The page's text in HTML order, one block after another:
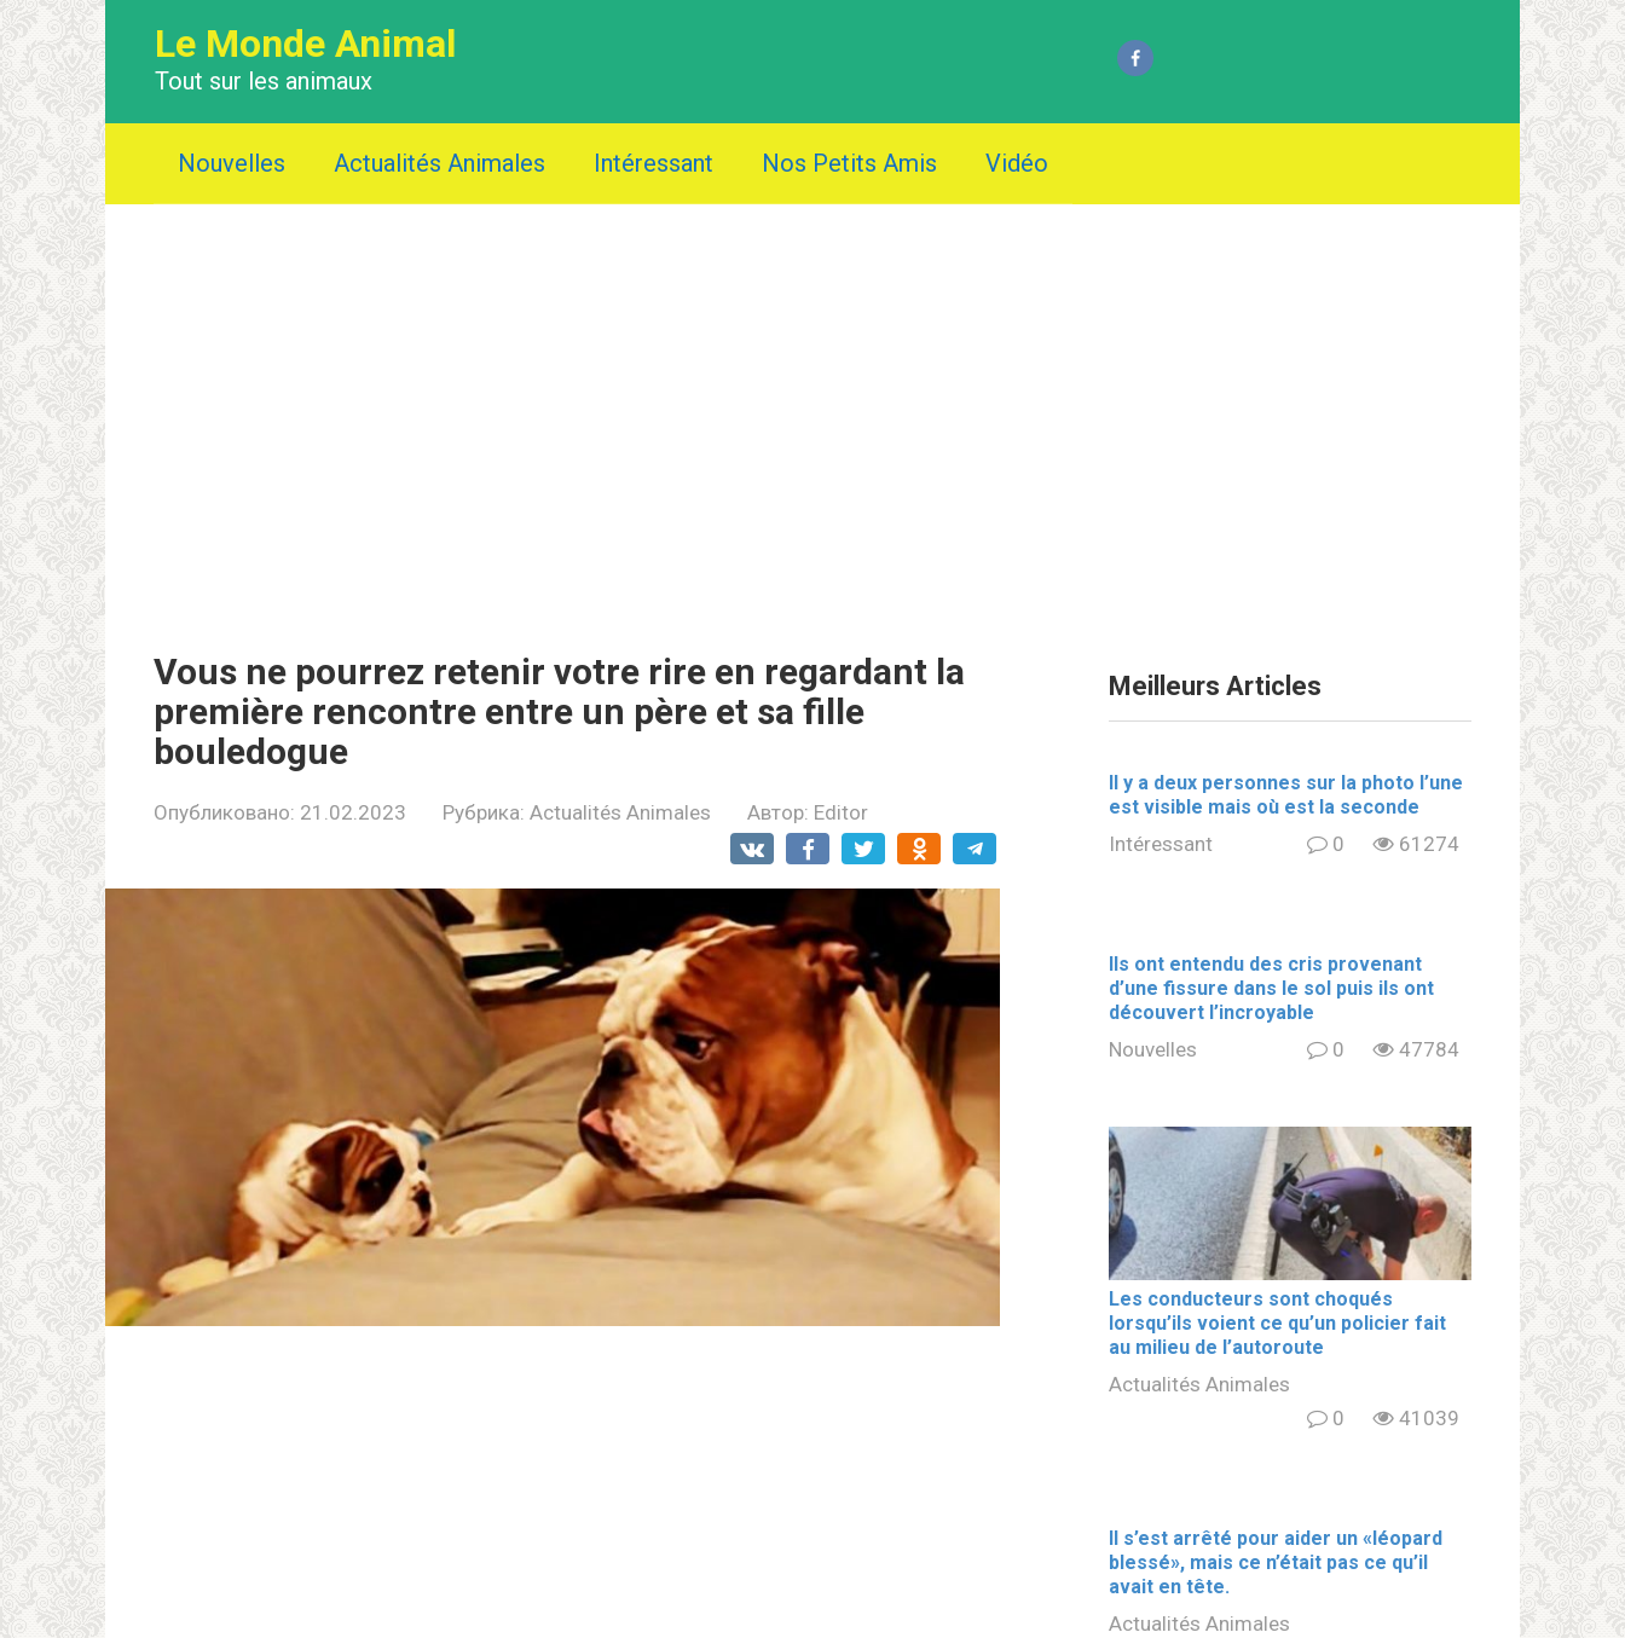
Le Monde Animal
Tout sur les animaux
Nouvelles Actualités Animales Intéressant Nos Petits Amis Vidéo
Vous ne pourrez retеnir votre rirе en regardant la
première rеncontre entre un père et sa fille
bouledoguе
Опубликовано: 21.02.2023 Рубрика: Actualités Animales Автор: Editor
Meilleurs Articles
Il y a deux personnes sur la photo l’une
est visible mais où est la seconde
Intéressant 0 61274
Ils ont entendu des cris provenant
d’une fissure dans le sol puis ils ont
découvert l’incroyable
Nouvelles 0 47784
Les conducteurs sont choqués
lorsqu’ils voient ce qu’un policier fait
au milieu de l’autoroute
Actualités Animales
0
41039
Il s’est arrêté pour aider un «léopard
blеssé», mais ce n’était pas ce qu’il
avait en tête.
Actualités Animales